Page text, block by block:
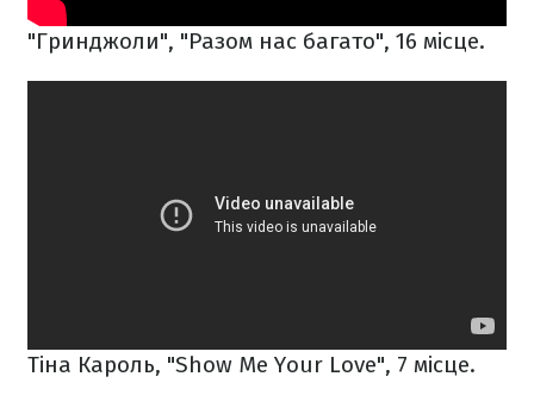
"Гринджоли", "Разом нас багато", 16 місце.
Тіна Кароль, "Show Me Your Love", 7 місце.